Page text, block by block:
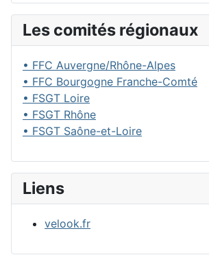
Les comités régionaux
• FFC Auvergne/Rhône-Alpes
• FFC Bourgogne Franche-Comté
• FSGT Loire
• FSGT Rhône
• FSGT Saône-et-Loire
Liens
velook.fr